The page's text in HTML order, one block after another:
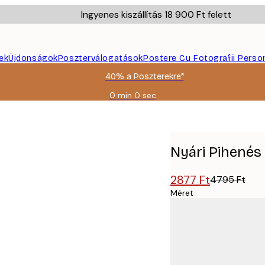
Ingyenes kiszállítás 18 900 Ft felett
ÚjdonságokPoszterválogatásokPostere Cu Fotografii
40% a Poszterekre*
0 min 0 sec
Érvényes:
Nyári
2877 Ft4795 Ft
Méret